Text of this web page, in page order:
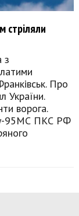
стріляли
з
Про
України.
ворога.
95МС ПКС РФ